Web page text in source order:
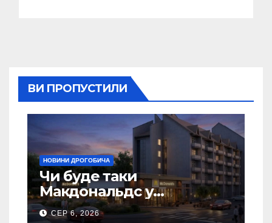
ВИ ПРОПУСТИЛИ
НОВИНИ ДРОГОБИЧА
Чи буде таки
Макдональдс у
Дрогобичі? (Фото)
СЕР 6, 2026